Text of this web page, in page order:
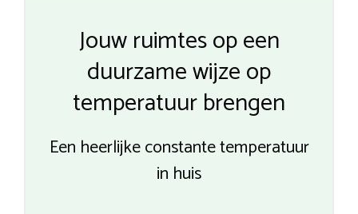
Jouw ruimtes op een
duurzame wijze op
temperatuur brengen
Een heerlijke constante temperatuur
in huis